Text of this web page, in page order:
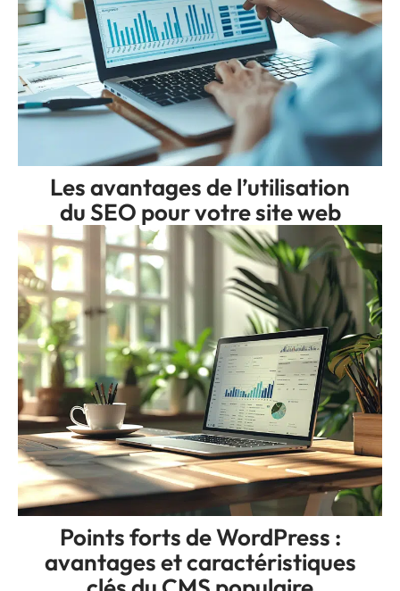
Les avantages de l’utilisation
du SEO pour votre site web
Points forts de WordPress :
avantages et caractéristiques